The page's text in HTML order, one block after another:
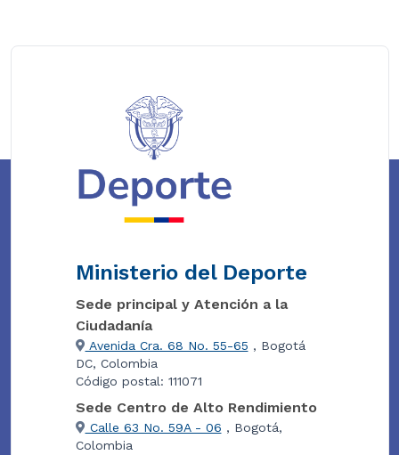
Ministerio del Deporte
Sede principal y Atención a la
Ciudadanía
Avenida Cra. 68 No. 55-65 , Bogotá
DC, Colombia
Código postal: 111071
Sede Centro de Alto Rendimiento
Calle 63 No. 59A - 06 , Bogotá,
Colombia